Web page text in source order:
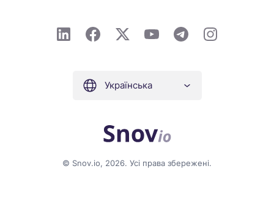
© Snov.io, 2026. Усі права збережені.
Українська